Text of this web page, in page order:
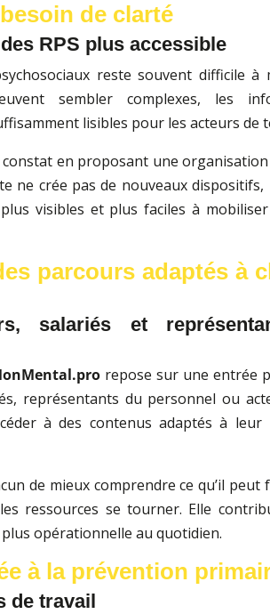
de clarté
RPS plus accessible
reste souvent difficile à
sembler complexes, les
lisibles pour les acteurs de
constat en proposant une organisation
ne crée pas de nouveaux dispositifs,
visibles et plus faciles à
parcours adaptés à
salariés et
repose sur une entrée
représentants du personnel ou
à des contenus adaptés à leur
de mieux comprendre ce qu’il peut
ressources se tourner. Elle
opérationnelle au quotidien.
à la prévention
de travail